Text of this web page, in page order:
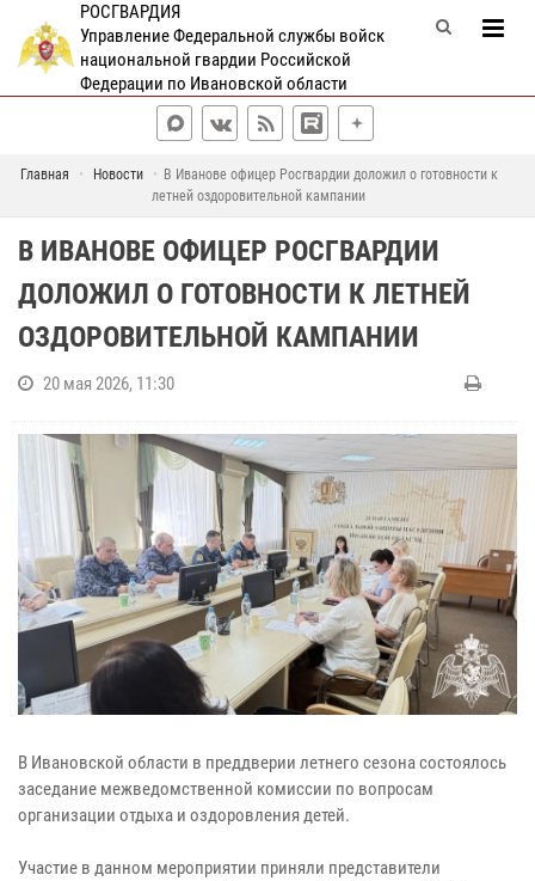
РОСГВАРДИЯ
Управление Федеральной службы войск
национальной гвардии Российской
Федерации по Ивановской области
Главная Новости
В Иванове офицер Росгвардии доложил о готовности к
летней оздоровительной кампании
В ИВАНОВЕ ОФИЦЕР РОСГВАРДИИ
ДОЛОЖИЛ О ГОТОВНОСТИ К ЛЕТНЕЙ
ОЗДОРОВИТЕЛЬНОЙ КАМПАНИИ
20 мая 2026, 11:30
В Ивановской области в преддверии летнего сезона состоялось
заседание межведомственной комиссии по вопросам
организации отдыха и оздоровления детей.
Участие в данном мероприятии приняли представители